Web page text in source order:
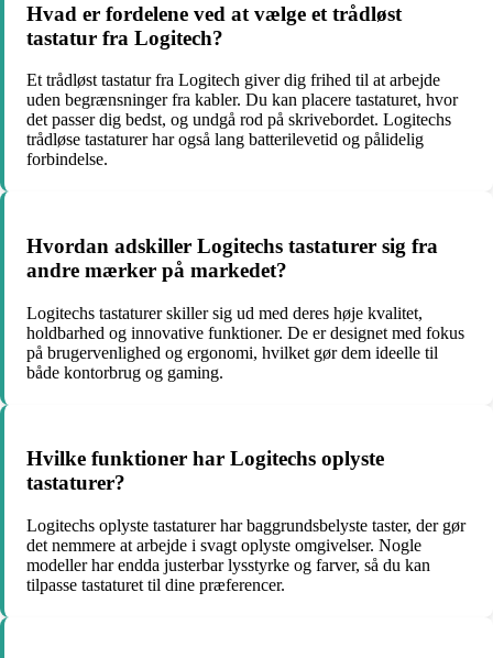
Hvad er fordelene ved at vælge et trådløst
tastatur fra Logitech?
Et trådløst tastatur fra Logitech giver dig frihed til at arbejde
uden begrænsninger fra kabler. Du kan placere tastaturet, hvor
det passer dig bedst, og undgå rod på skrivebordet. Logitechs
trådløse tastaturer har også lang batterilevetid og pålidelig
forbindelse.
Hvordan adskiller Logitechs tastaturer sig fra
andre mærker på markedet?
Logitechs tastaturer skiller sig ud med deres høje kvalitet,
holdbarhed og innovative funktioner. De er designet med fokus
på brugervenlighed og ergonomi, hvilket gør dem ideelle til
både kontorbrug og gaming.
Hvilke funktioner har Logitechs oplyste
tastaturer?
Logitechs oplyste tastaturer har baggrundsbelyste taster, der gør
det nemmere at arbejde i svagt oplyste omgivelser. Nogle
modeller har endda justerbar lysstyrke og farver, så du kan
tilpasse tastaturet til dine præferencer.